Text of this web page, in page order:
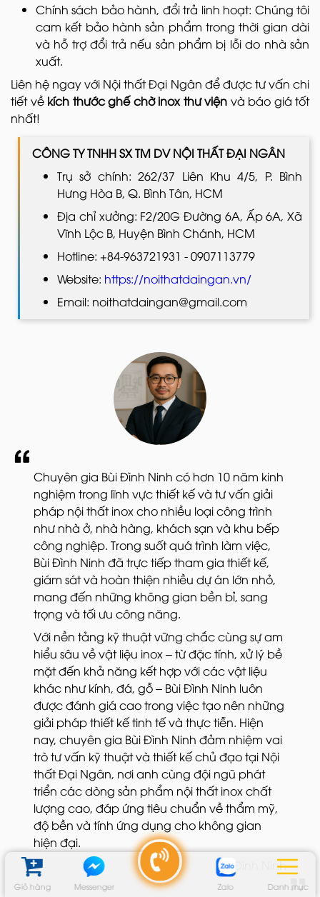
Giỏ hàng Messenger Zalo Danh mục
Chính sách bảo hành, đổi trả linh hoạt: Chúng tôi
cam kết bảo hành sản phẩm trong thời gian dài
và hỗ trợ đổi trả nếu sản phẩm bị lỗi do nhà sản
xuất.
Liên hệ ngay với Nội thất Đại Ngân để được tư vấn chi
tiết về kích thước ghế chờ inox thư viện và báo giá tốt
nhất!
CÔNG TY TNHH SX TM DV NỘI THẤT ĐẠI NGÂN
Trụ sở chính: 262/37 Liên Khu 4/5, P. Bình
Hưng Hòa B, Q. Bình Tân, HCM
Địa chỉ xưởng: F2/20G Đường 6A, Ấp 6A, Xã
Vĩnh Lộc B, Huyện Bình Chánh, HCM
Hotline: +84-963721931 - 0907113779
Website: https://noithatdaingan.vn/
Email: noithatdaingan@gmail.com
Chuyên gia Bùi Đình Ninh có hơn 10 năm kinh
nghiệm trong lĩnh vực thiết kế và tư vấn giải
pháp nội thất inox cho nhiều loại công trình
như nhà ở, nhà hàng, khách sạn và khu bếp
công nghiệp. Trong suốt quá trình làm việc,
Bùi Đình Ninh đã trực tiếp tham gia thiết kế,
giám sát và hoàn thiện nhiều dự án lớn nhỏ,
mang đến những không gian bền bỉ, sang
trọng và tối ưu công năng.
Với nền tảng kỹ thuật vững chắc cùng sự am
hiểu sâu về vật liệu inox – từ đặc tính, xử lý bề
mặt đến khả năng kết hợp với các vật liệu
khác như kính, đá, gỗ – Bùi Đình Ninh luôn
được đánh giá cao trong việc tạo nên những
giải pháp thiết kế tinh tế và thực tiễn. Hiện
nay, chuyên gia Bùi Đình Ninh đảm nhiệm vai
trò tư vấn kỹ thuật và thiết kế chủ đạo tại Nội
thất Đại Ngân, nơi anh cùng đội ngũ phát
triển các dòng sản phẩm nội thất inox chất
lượng cao, đáp ứng tiêu chuẩn về thẩm mỹ,
độ bền và tính ứng dụng cho không gian
hiện đại.
Bùi Đình Ninh